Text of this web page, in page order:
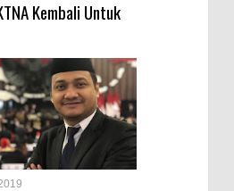
Kembali Untuk